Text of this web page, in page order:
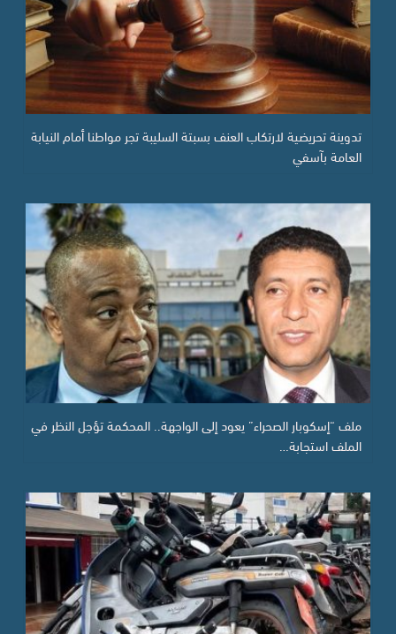
تدوينة تحريضية لارتكاب العنف بسبتة السليبة تجر مواطنا أمام النيابة
العامة بآسفي
ملف “إسكوبار الصحراء” يعود إلى الواجهة.. المحكمة تؤجل النظر في
الملف استجابة…